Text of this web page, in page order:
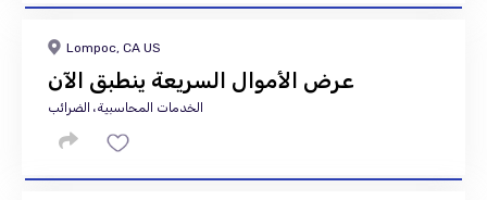
Lompoc, CA US
عرض الأموال السريعة ينطبق الآن
الخدمات المحاسبية، الضرائب